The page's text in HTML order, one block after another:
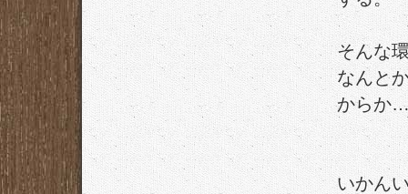
そんな
なんと
からか
いかん